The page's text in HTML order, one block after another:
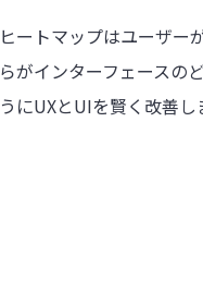
ヒートマップはユーザー
らがインターフェースの
うにUXとUIを賢く改善し